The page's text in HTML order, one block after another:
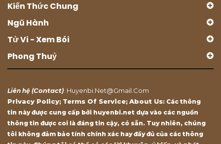
Kiến Thức Chung
Ngũ Hành
Tử Vi - Xem Bói
Phong Thuỷ
Liên hệ (Contact): Huyenbi.net@gmail.com
Privacy Policy; Terms Of Service; About Us: Các thông
tin này được cung cấp bởi huyenbi.net dựa vào các nguồn
thông tin được coi là đáng tin cậy, có sẵn. Tuy nhiên, chúng
tôi không đảm bảo tính chính xác hay đầy đủ của các thông